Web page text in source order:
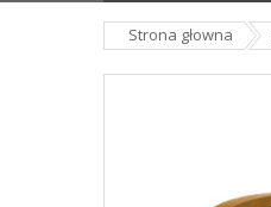
Strona głowna